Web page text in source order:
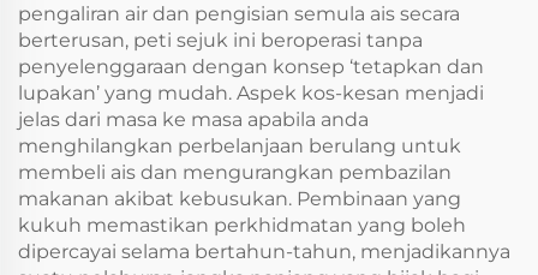
pengaliran air dan pengisian semula ais secara
berterusan, peti sejuk ini beroperasi tanpa
penyelenggaraan dengan konsep ‘tetapkan dan
lupakan’ yang mudah. Aspek kos-kesan menjadi
jelas dari masa ke masa apabila anda
menghilangkan perbelanjaan berulang untuk
membeli ais dan mengurangkan pembazilan
makanan akibat kebusukan. Pembinaan yang
kukuh memastikan perkhidmatan yang boleh
dipercayai selama bertahun-tahun, menjadikannya